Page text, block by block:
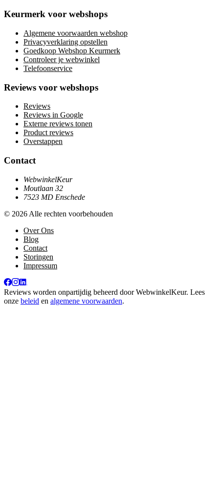
Keurmerk voor webshops
Algemene voorwaarden webshop
Privacyverklaring opstellen
Goedkoop Webshop Keurmerk
Controleer je webwinkel
Telefoonservice
Reviews voor webshops
Reviews
Reviews in Google
Externe reviews tonen
Product reviews
Overstappen
Contact
WebwinkelKeur
Moutlaan 32
7523 MD Enschede
© 2026 Alle rechten voorbehouden
Over Ons
Blog
Contact
Storingen
Impressum
Reviews worden onpartijdig beheerd doorWebwinkelKeur. Lees
onze beleid en algemene voorwaarden.